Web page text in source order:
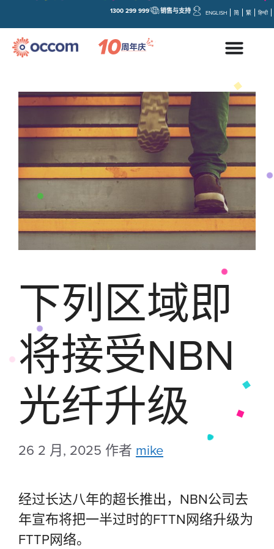
销售与支持
1300 299 999 ENGLISH 简 繁 हिन्दी
下列区域即
将接受NBN
光纤升级
26 2 月, 2025 作者 mike
经过长达八年的超长推出，NBN公司去
年宣布将把一半过时的FTTN网络升级为
FTTP网络。